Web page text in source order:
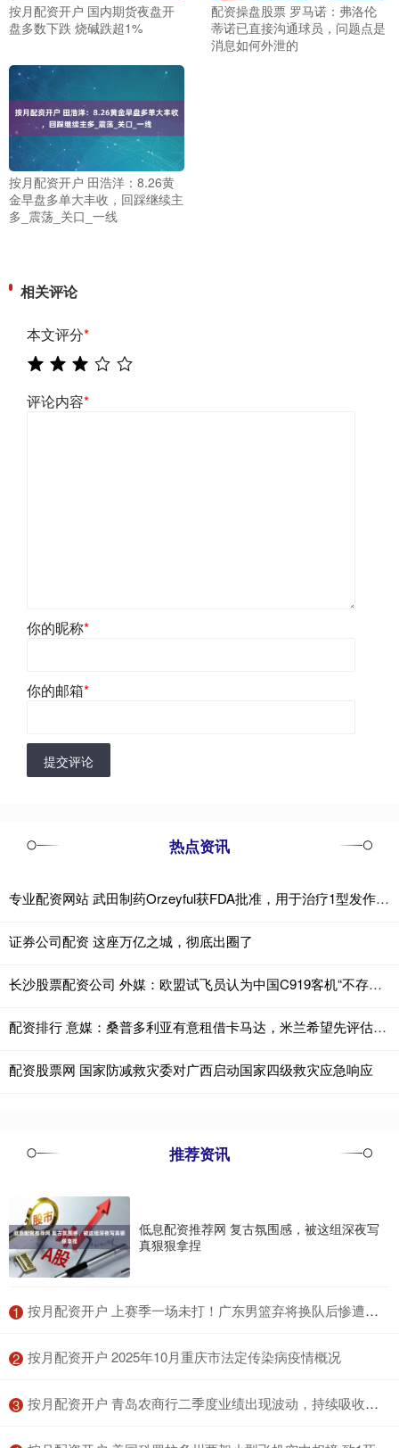
按月配资开户 国内期货夜盘开
盘多数下跌 烧碱跌超1%
配资操盘股票 罗马诺：弗洛伦
蒂诺已直接沟通球员，问题点是
消息如何外泄的
按月配资开户 田浩洋：8.26黄
金早盘多单大丰收，回踩继续主
多_震荡_关口_一线
相关评论
本文评分*
评论内容*
你的昵称*
你的邮箱*
提交评论
热点资讯
专业配资网站 武田制药Orzeyful获FDA批准，用于治疗1型发作性睡病
证券公司配资 这座万亿之城，彻底出圈了
长沙股票配资公司 外媒：欧盟试飞员认为中国C919客机“不存在重大硬件风险”
配资排行 意媒：桑普多利亚有意租借卡马达，米兰希望先评估球员再做出决定
配资股票网 国家防减救灾委对广西启动国家四级救灾应急响应
推荐资讯
低息配资推荐网 复古氛围感，被这组深夜写
真狠狠拿捏
1 ​按月配资开户 上赛季一场未打！广东男篮弃将换队后惨遭雪藏，未来或告别CBA
2 ​按月配资开户 2025年10月重庆市法定传染病疫情概况
3 ​按月配资开户 青岛农商行二季度业绩出现波动，持续吸收合并“麾下”村镇银行